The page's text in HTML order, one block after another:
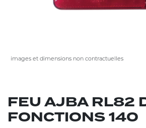
images et dimensions non contractuelles
FEU AJBA RL82
FONCTIONS 140